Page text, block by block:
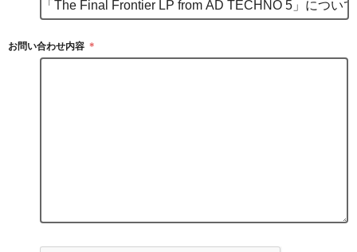
お問い合わせ内容 ＊